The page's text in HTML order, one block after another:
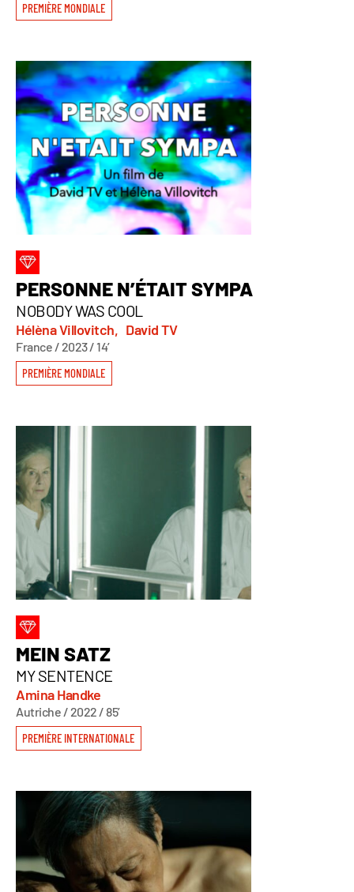
PREMIÈRE MONDIALE
PERSONNE N’ÉTAIT SYMPA
NOBODY WAS COOL
Hélèna Villovitch, David TV
France / 2023 / 14’
PREMIÈRE MONDIALE
MEIN SATZ
MY SENTENCE
Amina Handke
Autriche / 2022 / 85’
PREMIÈRE INTERNATIONALE